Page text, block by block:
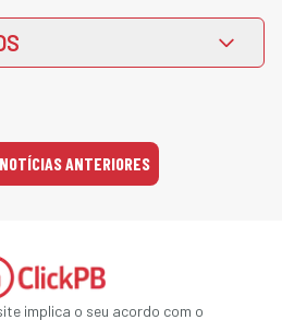
ANTERIORES
implica o seu acordo com o